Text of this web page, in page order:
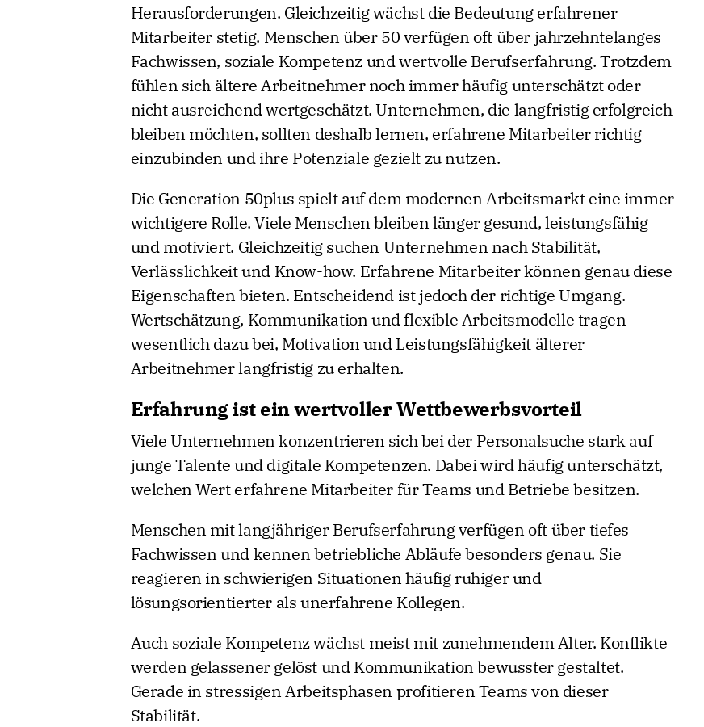
Herausforderungen. Gleichzeitig wächst die Bedeutung erfahrener
Mitarbeiter stetig. Menschen über 50 verfügen oft über jahrzehntelanges
Fachwissen, soziale Kompetenz und wertvolle Berufserfahrung. Trotzdem
fühlen sich ältere Arbeitnehmer noch immer häufig unterschätzt oder
nicht ausreichend wertgeschätzt. Unternehmen, die langfristig erfolgreich
bleiben möchten, sollten deshalb lernen, erfahrene Mitarbeiter richtig
einzubinden und ihre Potenziale gezielt zu nutzen.
Die Generation 50plus spielt auf dem modernen Arbeitsmarkt eine immer
wichtigere Rolle. Viele Menschen bleiben länger gesund, leistungsfähig
und motiviert. Gleichzeitig suchen Unternehmen nach Stabilität,
Verlässlichkeit und Know-how. Erfahrene Mitarbeiter können genau diese
Eigenschaften bieten. Entscheidend ist jedoch der richtige Umgang.
Wertschätzung, Kommunikation und flexible Arbeitsmodelle tragen
wesentlich dazu bei, Motivation und Leistungsfähigkeit älterer
Arbeitnehmer langfristig zu erhalten.
Erfahrung ist ein wertvoller Wettbewerbsvorteil
Viele Unternehmen konzentrieren sich bei der Personalsuche stark auf
junge Talente und digitale Kompetenzen. Dabei wird häufig unterschätzt,
welchen Wert erfahrene Mitarbeiter für Teams und Betriebe besitzen.
Menschen mit langjähriger Berufserfahrung verfügen oft über tiefes
Fachwissen und kennen betriebliche Abläufe besonders genau. Sie
reagieren in schwierigen Situationen häufig ruhiger und
lösungsorientierter als unerfahrene Kollegen.
Auch soziale Kompetenz wächst meist mit zunehmendem Alter. Konflikte
werden gelassener gelöst und Kommunikation bewusster gestaltet.
Gerade in stressigen Arbeitsphasen profitieren Teams von dieser
Stabilität.